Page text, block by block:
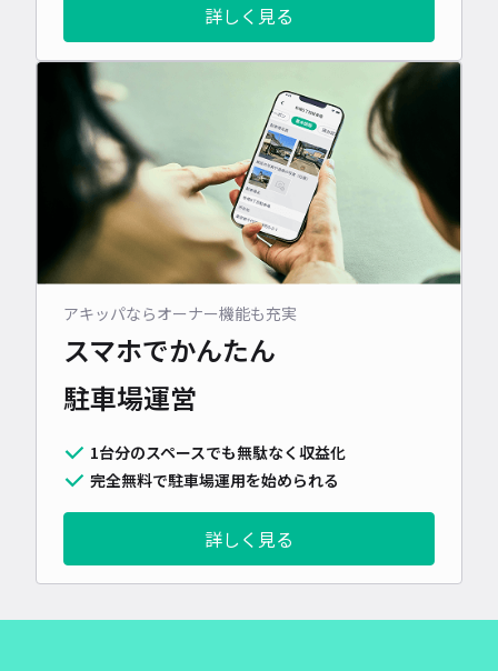
詳しく見る
アキッパならオーナー機能も充実
スマホでかんたん
駐車場運営
1台分のスペースでも無駄なく収益化
完全無料で駐車場運用を始められる
詳しく見る